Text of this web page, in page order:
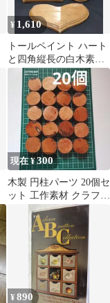
¥ 1,610
トールペイント ハート
と四角縦長の白木素
材 オマケ有り 計3点
現在 ¥300
木製 円柱パーツ 20個セ
ット 工作素材 クラフト
材料 木材 図工 ク
ラフト
¥890